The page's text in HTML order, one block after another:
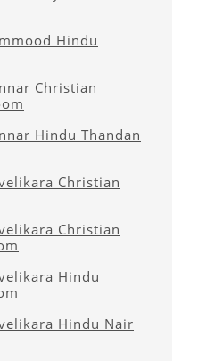
Hindu
Christian
Hindu Thandan
Christian
Christian
Hindu
Hindu Nair